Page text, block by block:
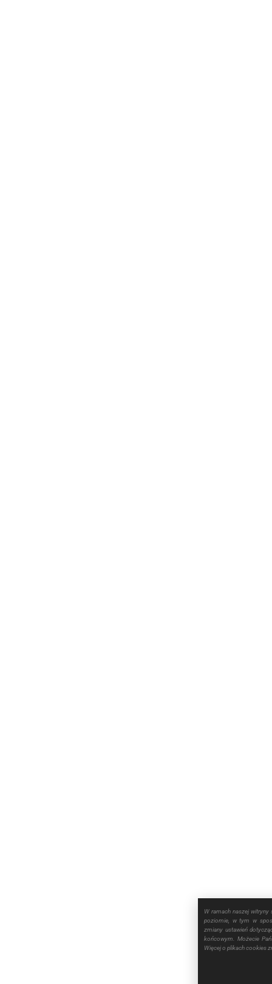
W ramach naszej witryny
poziomie, w tym w
zmiany ustawień
końcowym. Możecie
Więcej o plikach cookies